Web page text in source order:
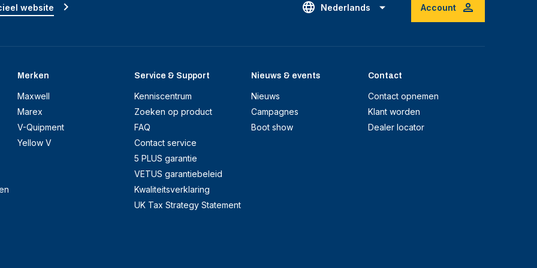
Nederlands Account
Merken
Maxwell
Marex
V-Quipment
Yellow V
Service & Support
Kenniscentrum
Zoeken op product
FAQ
Contact service
5 PLUS garantie
VETUS garantiebeleid
Kwaliteitsverklaring
UK Tax Strategy Statement
Nieuws & events
Nieuws
Campagnes
Boot show
Contact
Contact opnemen
Klant worden
Dealer locator
website